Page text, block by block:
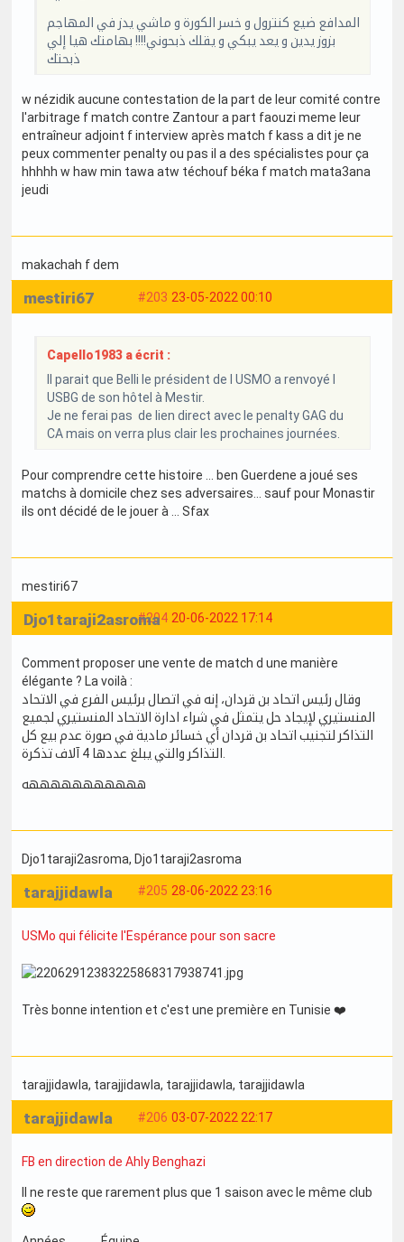
المدافع ضيع كنترول و خسر الكورة و ماشي يدز في المهاجم
بزوز يدين و يعد يبكي و يقلك ذبحوني!!!! بهامتك هيا إلي
ذبحتك
w nézidik aucune contestation de la part de leur comité contre
l'arbitrage f match contre Zantour a part faouzi meme leur
entraîneur adjoint f interview après match f kass a dit je ne
peux commenter penalty ou pas il a des spécialistes pour ça
hhhhh w haw min tawa atw téchouf béka f match mata3ana
jeudi
makachah f dem
#203 23-05-2022 00:10
mestiri67
Capello1983 a écrit :
Il parait que Belli le président de l USMO a renvoyé l
USBG de son hôtel à Mestir.
Je ne ferai pas de lien direct avec le penalty GAG du
CA mais on verra plus clair les prochaines journées.
Pour comprendre cette histoire … ben Guerdene a joué ses
matchs à domicile chez ses adversaires… sauf pour Monastir
ils ont décidé de le jouer à … Sfax
mestiri67
#204 20-06-2022 17:14
Djo1taraji2asroma
Comment proposer une vente de match d une manière
élégante ? La voilà :
وقال رئيس اتحاد بن قردان، إنه في اتصال برئيس الفرع في الاتحاد
المنستيري لإيجاد حل يتمثل في شراء ادارة الاتحاد المنستيري لجميع
التذاكر لتجنيب اتحاد بن قردان أي خسائر مادية في صورة عدم بيع كل
هههههههههههه
Djo1taraji2asroma, Djo1taraji2asroma
#205 28-06-2022 23:16
tarajjidawla
USMo qui félicite l'Espérance pour son sacre
Très bonne intention et c'est une première en Tunisie ❤️
tarajjidawla, tarajjidawla, tarajjidawla, tarajjidawla
#206 03-07-2022 22:17
tarajjidawla
FB en direction de Ahly Benghazi
Il ne reste que rarement plus que 1 saison avec le même club